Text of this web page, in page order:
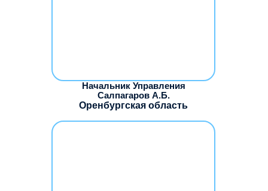
Начальник Управления
Салпагаров А.Б.
Оренбургская область